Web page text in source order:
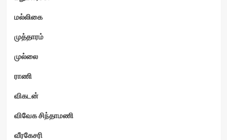
மல்லிகை
முத்தாரம்
முல்லை
ராணி
விகடன்
விவேக சிந்தாமணி
வீரகேசரி